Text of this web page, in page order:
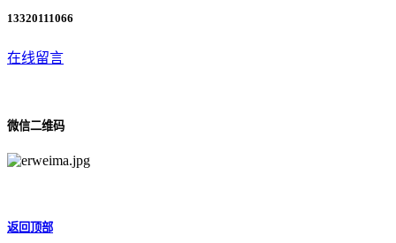
13320111066
在线留言
微信二维码
返回顶部